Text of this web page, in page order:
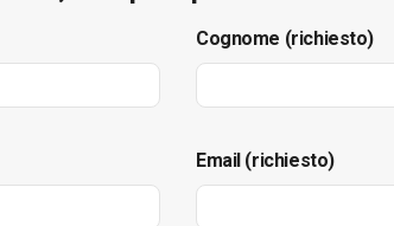
Cognome (richiesto)
Email (richiesto)